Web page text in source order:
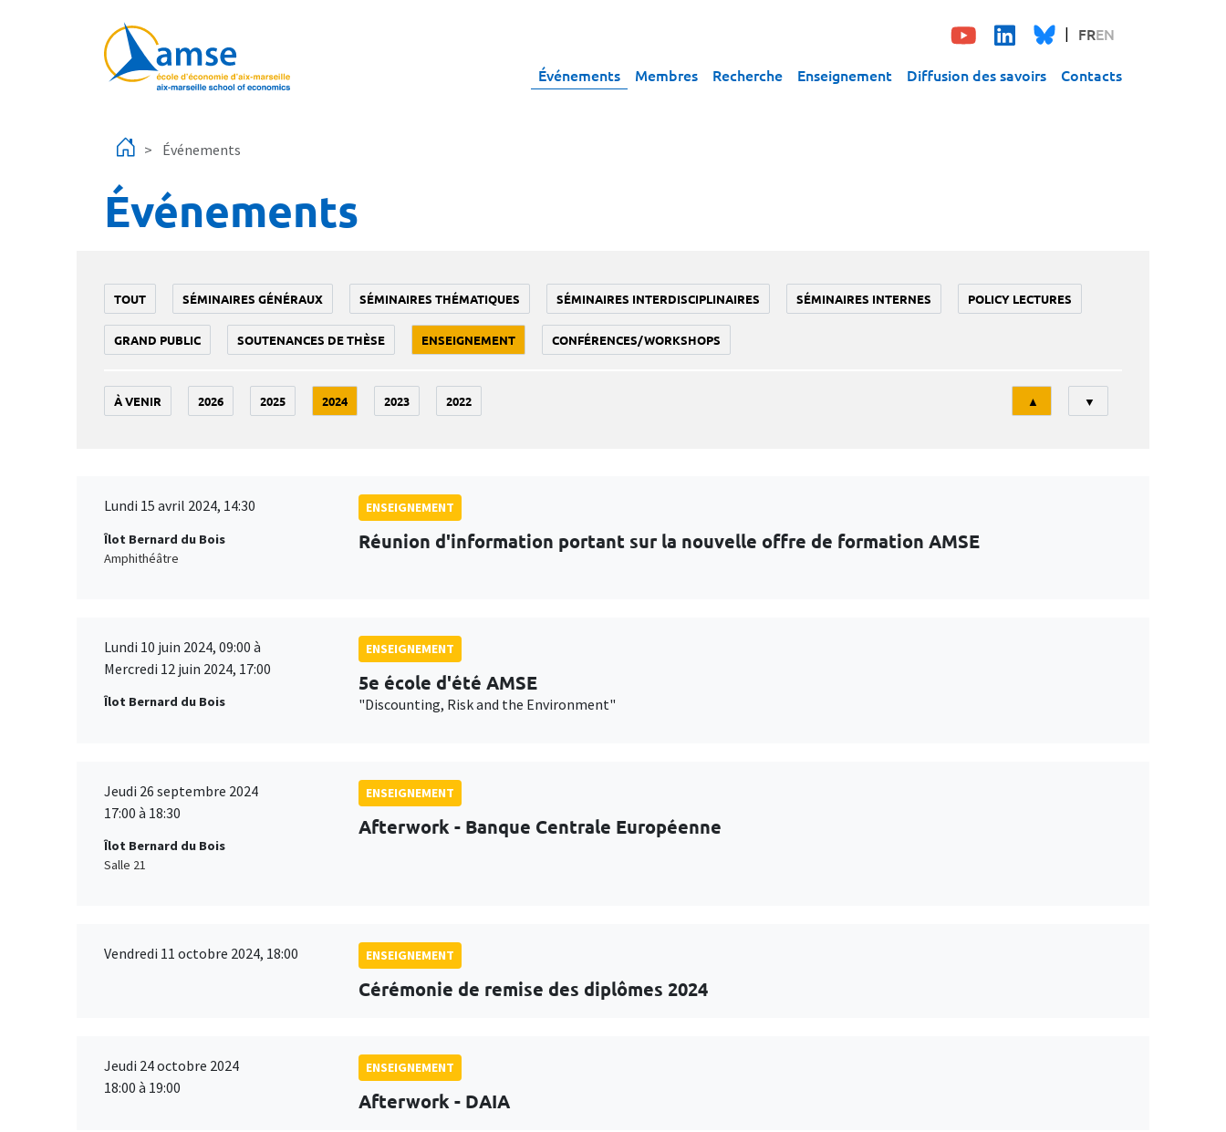
FREN
Événements Membres Recherche Enseignement Diffusion des savoirs Contacts
Événements
Événements
TOUT SÉMINAIRES GÉNÉRAUX SÉMINAIRES THÉMATIQUES SÉMINAIRES INTERDISCIPLINAIRES SÉMINAIRES INTERNES POLICY LECTURES
GRAND PUBLIC SOUTENANCES DE THÈSE ENSEIGNEMENT CONFÉRENCES/WORKSHOPS
À VENIR 2026 2025 2024 2023 2022
Tri
▲ ▼
Lundi 15 avril 2024, 14:30
Îlot Bernard du Bois
Amphithéâtre
ENSEIGNEMENT
Réunion d'information portant sur la nouvelle offre de formation AMSE
Lundi 10 juin 2024, 09:00 à
Mercredi 12 juin 2024, 17:00
Îlot Bernard du Bois
ENSEIGNEMENT
5e école d'été AMSE
"Discounting, Risk and the Environment"
Jeudi 26 septembre 2024
17:00 à 18:30
Îlot Bernard du Bois
Salle 21
ENSEIGNEMENT
Afterwork - Banque Centrale Européenne
Vendredi 11 octobre 2024, 18:00 ENSEIGNEMENT
Cérémonie de remise des diplômes 2024
Jeudi 24 octobre 2024
18:00 à 19:00
ENSEIGNEMENT
Afterwork - DAIA